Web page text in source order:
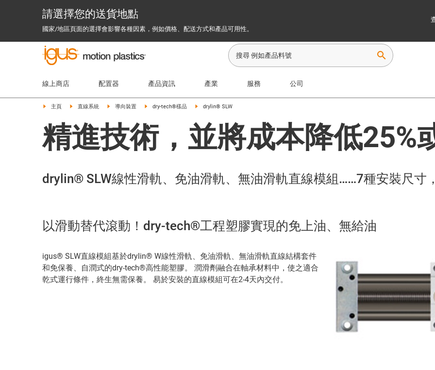
請選擇您的送貨地點
國家/地區頁面的選擇會影響各種因素，例如價格、配送方式和產品可用性。
search
線上商店 配置器 產品資訊 產業 服務 公司
主頁 直線系統 導向裝置 dry-tech®樣品 drylin® SLW
精進技術，並將成本降低25%
drylin® SLW線性滑軌、免油滑軌、無油滑軌直線模組……7種安裝尺寸
以滑動替代滾動！dry-tech®工程塑膠實現的免上油、無給油
igus® SLW直線模組基於drylin® W線性滑軌、免油滑軌、無油滑軌直線結構套件
和免保養、自潤式的dry-tech®高性能塑膠。 潤滑劑融合在軸承材料中，使之適合
乾式運行條件，終生無需保養。 易於安裝的直線模組可在2-4天內交付。